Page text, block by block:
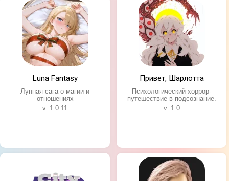
Luna Fantasy
Лунная сага о магии и
отношениях
v. 1.0.11
Привет, Шарлотта
Психологический хоррор-
путешествие в подсознание.
v. 1.0